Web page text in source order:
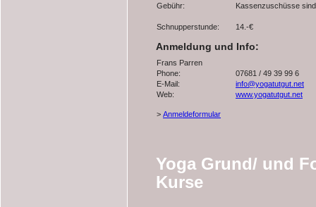
Gebühr:
Kassenzuschüsse
Schnupperstunde: 14.-€
Anmeldung und Info:
Frans Parren
Phone:
07681 / 49 39 99 6
E-Mail:
info@yogatutgut.net
Web:
www.yogatutgut.net
> Anmeldeformular
Yoga Grund/ und
Kurse